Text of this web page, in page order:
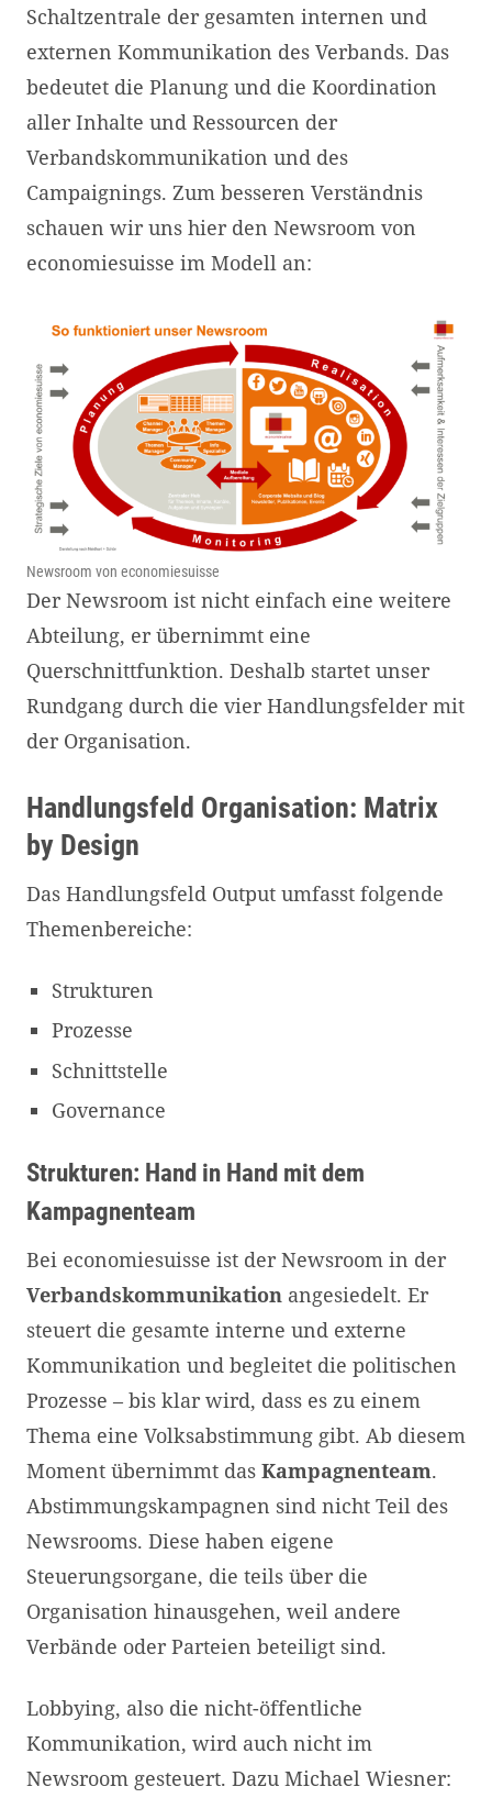
Schaltzentrale der gesamten internen und
externen Kommunikation des Verbands. Das
bedeutet die Planung und die Koordination
aller Inhalte und Ressourcen der
Verbandskommunikation und des
Campaignings. Zum besseren Verständnis
schauen wir uns hier den Newsroom von
economiesuisse im Modell an:
Newsroom von economiesuisse
Der Newsroom ist nicht einfach eine weitere
Abteilung, er übernimmt eine
Querschnittfunktion. Deshalb startet unser
Rundgang durch die vier Handlungsfelder mit
der Organisation.
Handlungsfeld Organisation: Matrix
by Design
Das Handlungsfeld Output umfasst folgende
Themenbereiche:
Strukturen
Prozesse
Schnittstelle
Governance
Strukturen: Hand in Hand mit dem
Kampagnenteam
Bei economiesuisse ist der Newsroom in der
Verbandskommunikation angesiedelt. Er
steuert die gesamte interne und externe
Kommunikation und begleitet die politischen
Prozesse – bis klar wird, dass es zu einem
Thema eine Volksabstimmung gibt. Ab diesem
Moment übernimmt das Kampagnenteam.
Abstimmungskampagnen sind nicht Teil des
Newsrooms. Diese haben eigene
Steuerungsorgane, die teils über die
Organisation hinausgehen, weil andere
Verbände oder Parteien beteiligt sind.
Lobbying, also die nicht-öffentliche
Kommunikation, wird auch nicht im
Newsroom gesteuert. Dazu Michael Wiesner: